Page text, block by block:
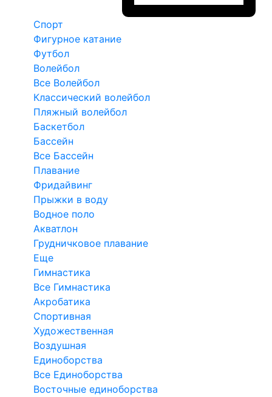
Спорт
Фигурное катание
Футбол
Волейбол
Все Волейбол
Классический волейбол
Пляжный волейбол
Баскетбол
Бассейн
Все Бассейн
Плавание
Фридайвинг
Прыжки в воду
Водное поло
Акватлон
Грудничковое плавание
Еще
Гимнастика
Все Гимнастика
Акробатика
Спортивная
Художественная
Воздушная
Единоборства
Все Единоборства
Восточные единоборства